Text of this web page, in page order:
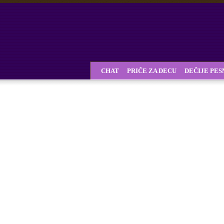
CHAT PRIČE ZA DECU DEČIJE